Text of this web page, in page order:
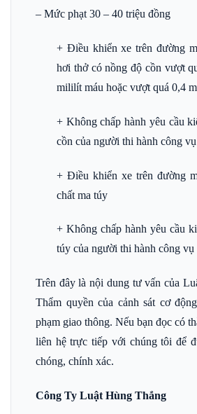
– Mức phạt 30 – 40 triệu đồng
+ Điều khiển xe trên đường
hơi thở có nồng độ cồn vượt
mililít máu hoặc vượt quá 0,4
+ Không chấp hành yêu cầu
cồn của người thi hành công vụ
+ Điều khiển xe trên đường
chất ma túy
+ Không chấp hành yêu cầu
túy của người thi hành công vụ
Trên đây là nội dung tư vấn của
Thẩm quyền của cảnh sát cơ
phạm giao thông. Nếu bạn đọc có
liên hệ trực tiếp với chúng tôi để
chóng, chính xác.
Công Ty Luật Hùng Thắng